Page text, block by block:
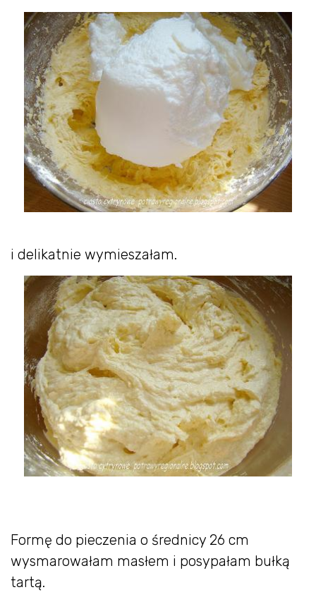
i delikatnie wymieszałam.
Formę do pieczenia o średnicy 26 cm
wysmarowałam masłem i posypałam bułką
tartą.